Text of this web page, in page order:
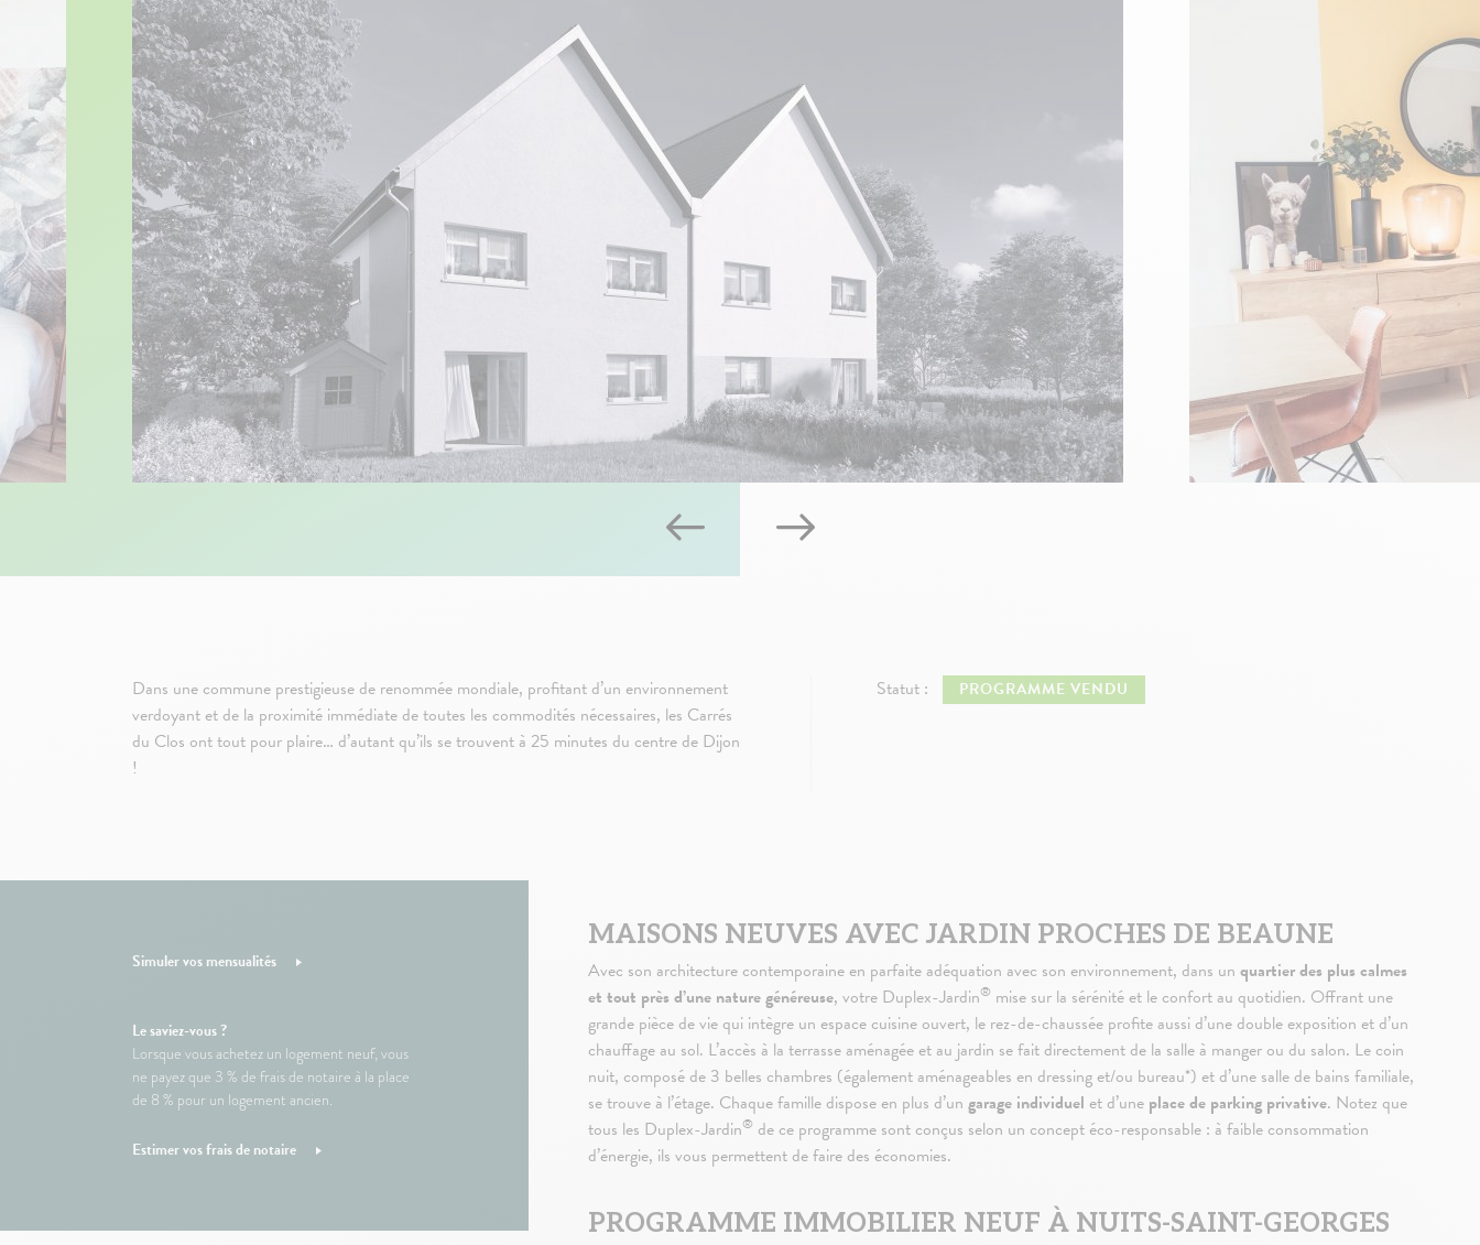
Dans une commune prestigieuse de renommée mondiale, profitant d’un environnement
verdoyant et de la proximité immédiate de toutes les commodités nécessaires, les Carrés
du Clos ont tout pour plaire… d’autant qu’ils se trouvent à 25 minutes du centre de Dijon
!
Statut : PROGRAMME VENDU
Simuler vos mensualités
Le saviez-vous ?
Lorsque vous achetez un logement neuf, vous
ne payez que 3 % de frais de notaire à la place
de 8 % pour un logement ancien.
Estimer vos frais de notaire
MAISONS NEUVES AVEC JARDIN PROCHES DE BEAUNE
Avec son architecture contemporaine en parfaite adéquation avec son environnement, dans un quartier des plus calmes
et tout près d’une nature généreuse, votre Duplex-Jardin® mise sur la sérénité et le confort au quotidien. Offrant une
grande pièce de vie qui intègre un espace cuisine ouvert, le rez-de-chaussée profite aussi d’une double exposition et d’un
chauffage au sol. L’accès à la terrasse aménagée et au jardin se fait directement de la salle à manger ou du salon. Le coin
nuit, composé de 3 belles chambres (également aménageables en dressing et/ou bureau*) et d’une salle de bains familiale,
se trouve à l’étage. Chaque famille dispose en plus d’un garage individuel et d’uneplace de parking privative. Notez que
tous les Duplex-Jardin® de ce programme sont conçus selon un concept éco-responsable : à faible consommation
d’énergie, ils vous permettent de faire des économies.
PROGRAMME IMMOBILIER NEUF À NUITS-SAINT-GEORGES